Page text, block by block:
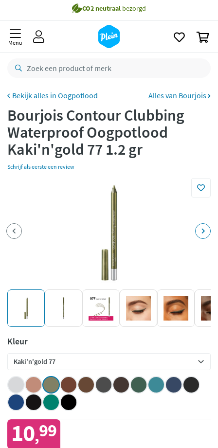
Gratisbezorging vanaf 35,- *
besteld,
retourneren
CO2 neutraal
Betaal met Klarna
Menu
Oogpotlood Alles van Bourjois
Bourjois Contour Clubbing
Waterproof Oogpotlood
Kaki'n'gold 77 1.2 gr
Schrijf als eerste een review
Kleur
10,99